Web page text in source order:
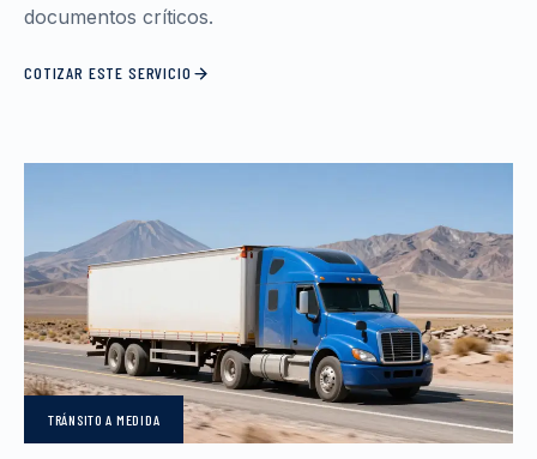
documentos críticos.
COTIZAR ESTE SERVICIO
TRÁNSITOA MEDIDA